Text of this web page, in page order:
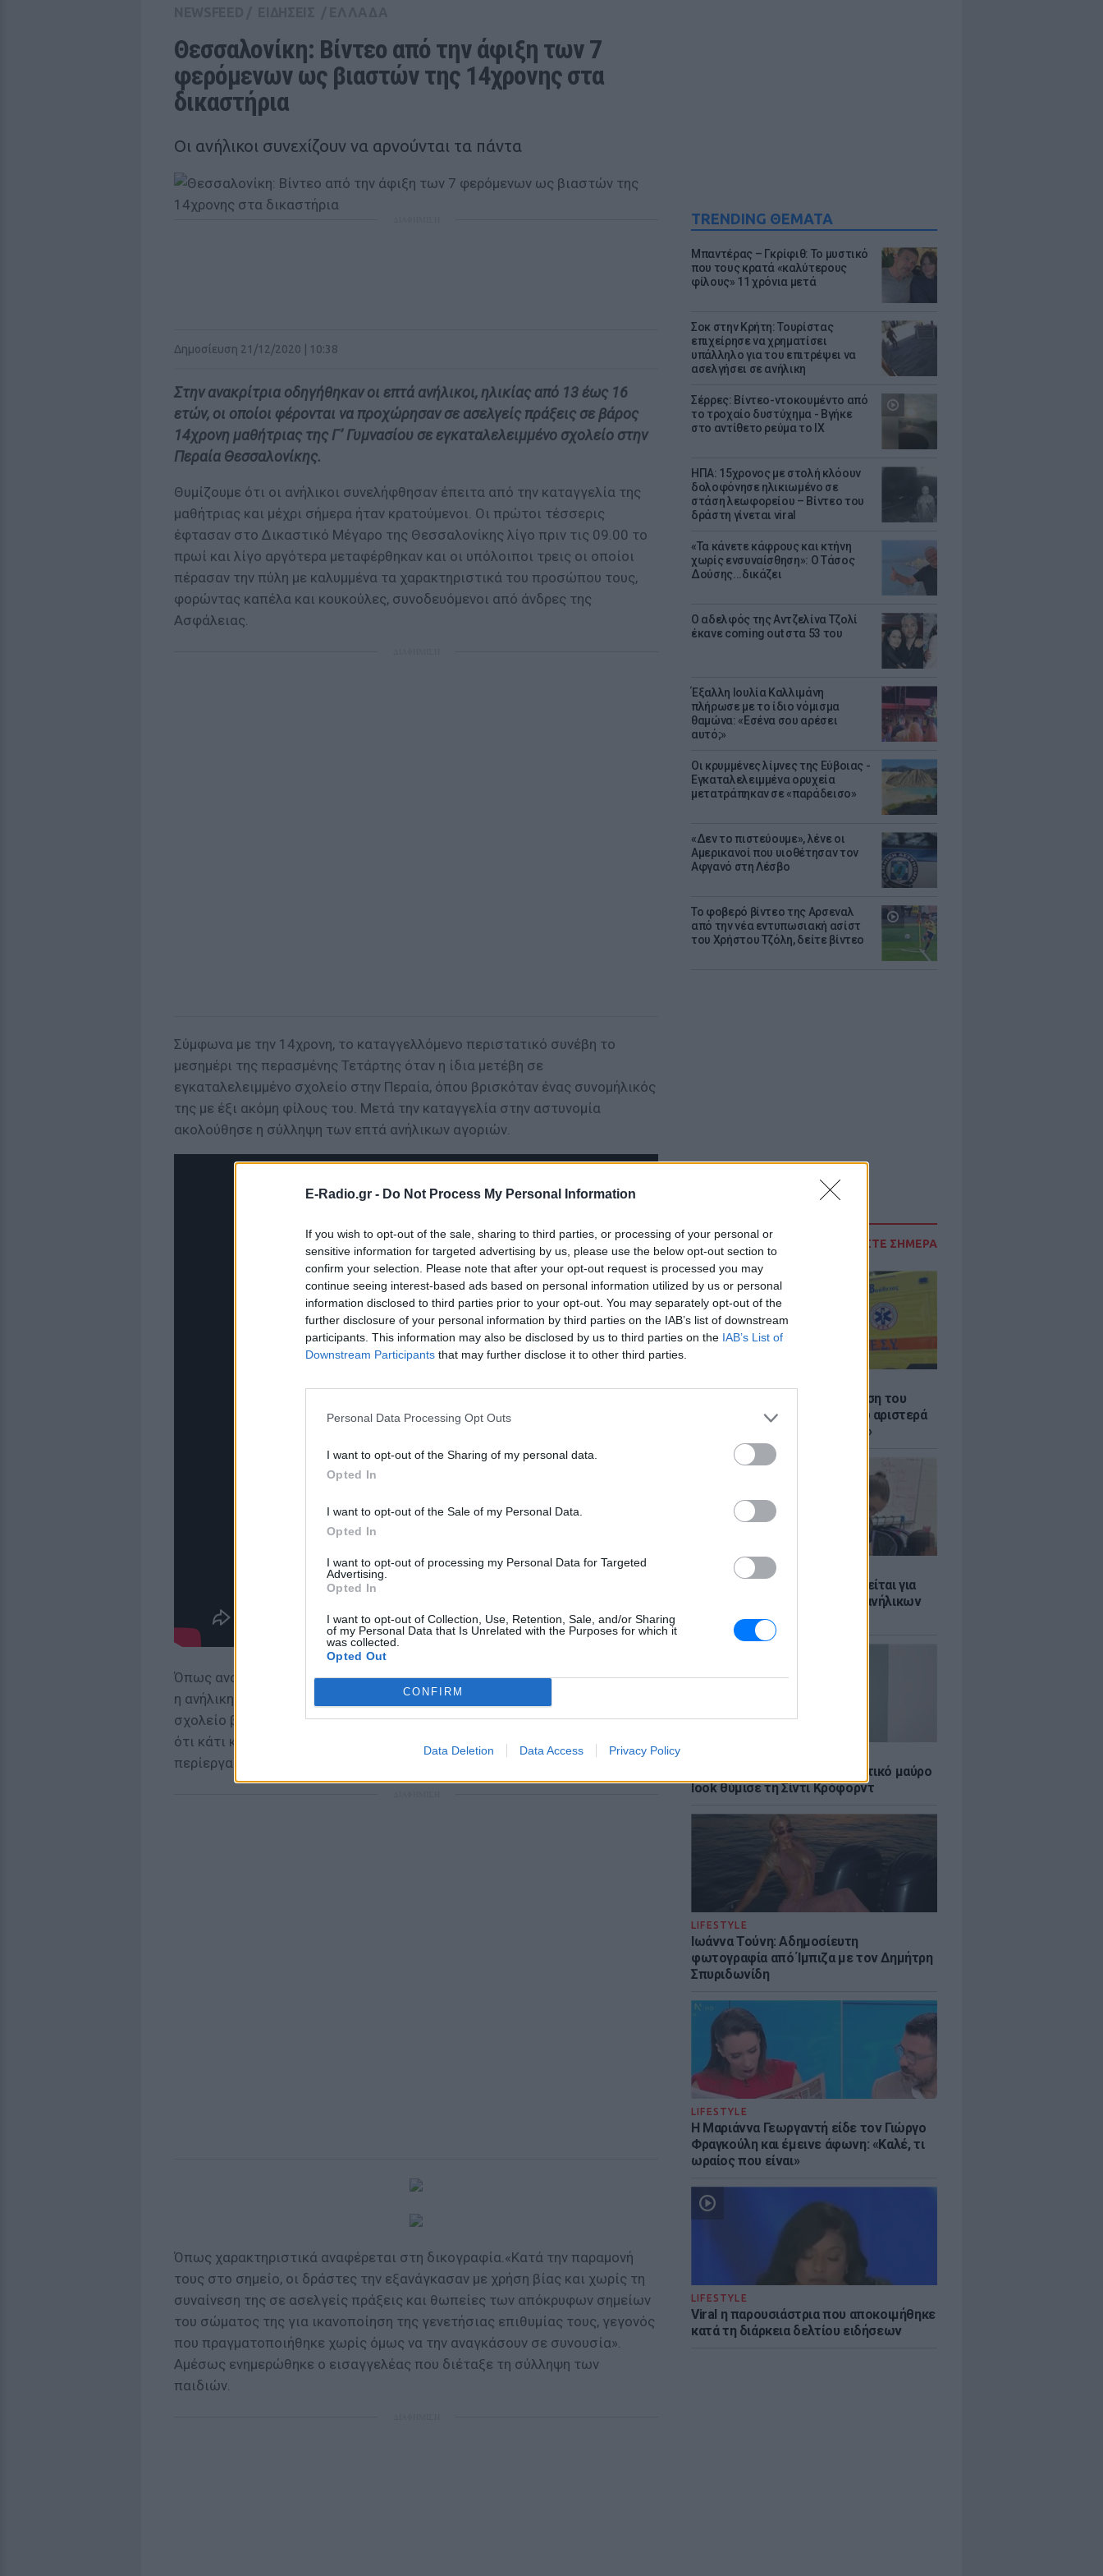
E-Radio.gr - Do Not Process My Personal Information
If you wish to opt-out of the sale, sharing to third parties, or processing of your personal or
sensitive information for targeted advertising by us, please use the below opt-out section to
confirm your selection. Please note that after your opt-out request is processed you may
continue seeing interest-based ads based on personal information utilized by us or personal
information disclosed to third parties prior to your opt-out. You may separately opt-out of the
further disclosure of your personal information by third parties on the IAB’s list of downstream
participants. This information may also be disclosed by us to third parties on the IAB’s List of
Downstream Participants that may further disclose it to other third parties.
Personal Data Processing Opt Outs
I want to opt-out of the Sharing of my personal data.
Opted In
I want to opt-out of the Sale of my Personal Data.
Opted In
I want to opt-out of processing my Personal Data for Targeted
Advertising.
Opted In
I want to opt-out of Collection, Use, Retention, Sale, and/or Sharing
of my Personal Data that Is Unrelated with the Purposes for which it
was collected.
Opted Out
CONFIRM
Data Deletion Data Access Privacy Policy
TRENDING ΘΕΜΑΤΑ
Μπαντέρας – Γκρίφιθ: Το μυστικό
που τους κρατά «καλύτερους
φίλους» 11 χρόνια μετά
Σοκ στην Κρήτη: Τουρίστας
επιχείρησε να χρηματίσει
υπάλληλο για του επιτρέψει να
ασελγήσει σε ανήλικη
Σέρρες: Βίντεο-ντοκουμέντο από
το τροχαίο δυστύχημα - Βγήκε
στο αντίθετο ρεύμα το ΙΧ
ΗΠΑ: 15χρονος με στολή κλόουν
δολοφόνησε ηλικιωμένο σε
στάση λεωφορείου – Βίντεο του
δράστη γίνεται viral
«Τα κάνετε κάφρους και κτήνη
χωρίς ενσυναίσθηση»: Ο Τάσος
Δούσης...δικάζει
Ο αδελφός της Αντζελίνα Τζολί
έκανε coming out στα 53 του
Έξαλλη Ιουλία Καλλιμάνη
πλήρωσε με το ίδιο νόμισμα
θαμώνα: «Εσένα σου αρέσει
αυτό;»
Οι κρυμμένες λίμνες της Εύβοιας -
Εγκαταλελειμμένα ορυχεία
μετατράπηκαν σε «παράδεισο»
«Δεν το πιστεύουμε», λένε οι
Αμερικανοί που υιοθέτησαν τον
Αφγανό στη Λέσβο
Το φοβερό βίντεο της Αρσεναλ
από την νέα εντυπωσιακή ασίστ
του Χρήστου Τζόλη, δείτε βίντεο
ΔΙΑΒΑΣΤΕ ΣΗΜΕΡΑ
Σέρρες: Συγκλονίζει η κατάθεση του
οδηγού – «Κοίταξα να στρίψω αριστερά
για να γλιτώσω, δεν πρόλαβα»
ΕΙΔΗΣΕΙΣ
ΗΠΑ: Δασκάλα χορού κατηγορείται για
σeξουαλική κακοποίηση δύο ανήλικων
μαθητών της
Κάια Γκέρμπερ: Με αποκαλυπτικό μαύρο
look θύμισε τη Σίντι Κρόφορντ
LIFESTYLE
Ιωάννα Τούνη: Αδημοσίευτη
φωτογραφία από Ίμπιζα με τον Δημήτρη
Σπυριδωνίδη
LIFESTYLE
Η Μαριάννα Γεωργαντή είδε τον Γιώργο
Φραγκούλη και έμεινε άφωνη: «Καλέ, τι
ωραίος που είναι»
LIFESTYLE
Viral η παρουσιάστρια που αποκοιμήθηκε
κατά τη διάρκεια δελτίου ειδήσεων
Θεσσαλονίκη: Βίντεο από την άφιξη των 7
φερόμενων ως βιαστών της 14χρονης στα
δικαστήρια
Οι ανήλικοι συνεχίζουν να αρνούνται τα πάντα
Δημοσίευση 21/12/2020 | 10:38
Στην ανακρίτρια οδηγήθηκαν οι επτά ανήλικοι, ηλικίας από 13 έως 16
ετών, οι οποίοι φέρονται να προχώρησαν σε ασελγείς πράξεις σε βάρος
14χρονη μαθήτριας της Γ’ Γυμνασίου σε εγκαταλελειμμένο σχολείο στην
Περαία Θεσσαλονίκης.
Θυμίζουμε ότι οι ανήλικοι συνελήφθησαν έπειτα από την καταγγελία της
μαθήτριας και μέχρι σήμερα ήταν κρατούμενοι. Οι πρώτοι τέσσερις
έφτασαν στο Δικαστικό Μέγαρο της Θεσσαλονίκης λίγο πριν τις 09.00 το
πρωί και λίγο αργότερα μεταφέρθηκαν και οι υπόλοιποι τρεις οι οποίοι
πέρασαν την πύλη με καλυμμένα τα χαρακτηριστικά του προσώπου τους,
φορώντας καπέλα και κουκούλες, συνοδευόμενοι από άνδρες της
Ασφάλειας.
Σύμφωνα με την 14χρονη, το καταγγελλόμενο περιστατικό συνέβη το
μεσημέρι της περασμένης Τετάρτης όταν η ίδια μετέβη σε
εγκαταλελειμμένο σχολείο στην Περαία, όπου βρισκόταν ένας συνομήλικός
της με έξι ακόμη φίλους του. Μετά την καταγγελία στην αστυνομία
ακολούθησε η σύλληψη των επτά ανήλικων αγοριών.
Όπως αναφέρεται στη δικογραφία, όλα ξεκίνησαν το μεσημέρι (13.30) όταν
η ανήλικη, έφτασε στο σχολείο μετά από πρόσκληση του 14χρονου. Στο
σχολείο βρίσκονταν συνολικά 15 άτομα. Όταν οι 8 έφυγαν τότε κατάλαβε
ότι κάτι κακό θα συμβεί καθώς οι υπόλοιποι άρχισαν να συμπεριφέρονται
περίεργα. Όταν ζήτησε να φύγει δεν την άφησαν και την απείλησαν.
Όπως χαρακτηριστικά αναφέρεται στη δικογραφία.«Κατά την παραμονή
τους στο σημείο, οι δράστες την εξανάγκασαν με χρήση βίας και χωρίς τη
συναίνεση της σε ασελγείς πράξεις και θωπείες των απόκρυφων σημείων
του σώματος της για ικανοποίηση της γενετήσιας επιθυμίας τους, γεγονός
που πραγματοποιήθηκε χωρίς όμως να την αναγκάσουν σε συνουσία».
Αμέσως ενημερώθηκε ο εισαγγελέας που διέταξε τη σύλληψη των
παιδιών.